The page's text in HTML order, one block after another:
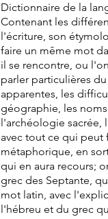
Dictionnaire de la
Contenant les
l'écriture, son
faire un même mot
il se rencontre, ou
parler particulières
apparentes, les
géographie, les
l'archéologie sacrée,
avec tout ce qui peut
métaphorique, en
qui en aura recours;
grec des Septante,
mot latin, avec
l'hébreu et du grec